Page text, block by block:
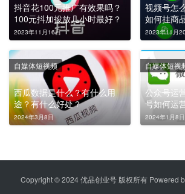
抖音花100元推广有效果吗？
100元抖加投放几小时最好？
2023年11月16日
视频号怎
如何挂商
和注意事
2023年11月
西瓜数据是什么？有什么用
途？有什么好处？
2024年3月8日
自媒体短视频
公众号运
号如何运
2024年1月8日
自媒体短视
Copyright © 2024 优品创业号 版权所有 Powered